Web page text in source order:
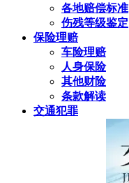
各地赔偿标准
伤残等级鉴定
保险理赔
车险理赔
人身保险
其他财险
条款解读
交通犯罪